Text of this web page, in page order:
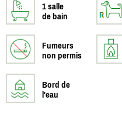
1 salle
de bain
Fumeurs
non permis
Bord de
l'eau